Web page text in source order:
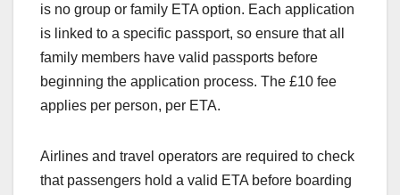
is no group or family ETA option. Each application
is linked to a specific passport, so ensure that all
family members have valid passports before
beginning the application process. The £10 fee
applies per person, per ETA.
Airlines and travel operators are required to check
that passengers hold a valid ETA before boarding